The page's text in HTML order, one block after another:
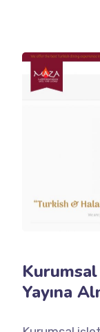
Kurumsal
Yayına